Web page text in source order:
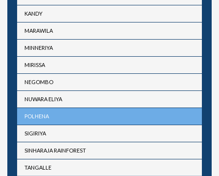
KANDY
MARAWILA
MINNERIYA
MIRISSA
NEGOMBO
NUWARA ELIYA
POLHENA
SIGIRIYA
SINHARAJA RAINFOREST
TANGALLE